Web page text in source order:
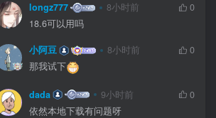
longz777 8小时前
0
18.6可以用吗
小阿豆 8小时前
0
那我试下
dada 9小时前
0
依然本地下载有问题呀